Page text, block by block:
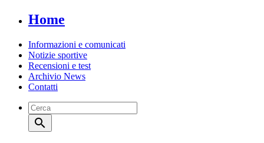
Home
Informazioni e comunicati
Notizie sportive
Recensioni e test
Archivio News
Contatti
search